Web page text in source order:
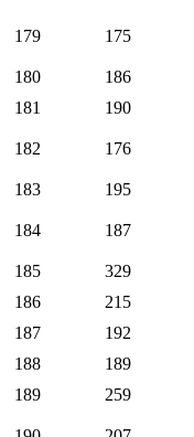
179 175
180 186
181
190
182 176
183 195
184 187
185 329
186
215
187
192
188
189
189
259